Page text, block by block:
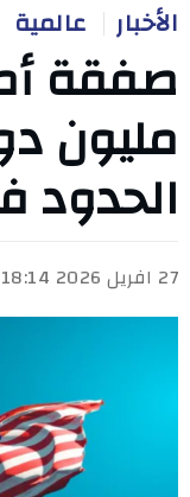
الأخبار عالمية
مليون
27 افريل 2026 18:14